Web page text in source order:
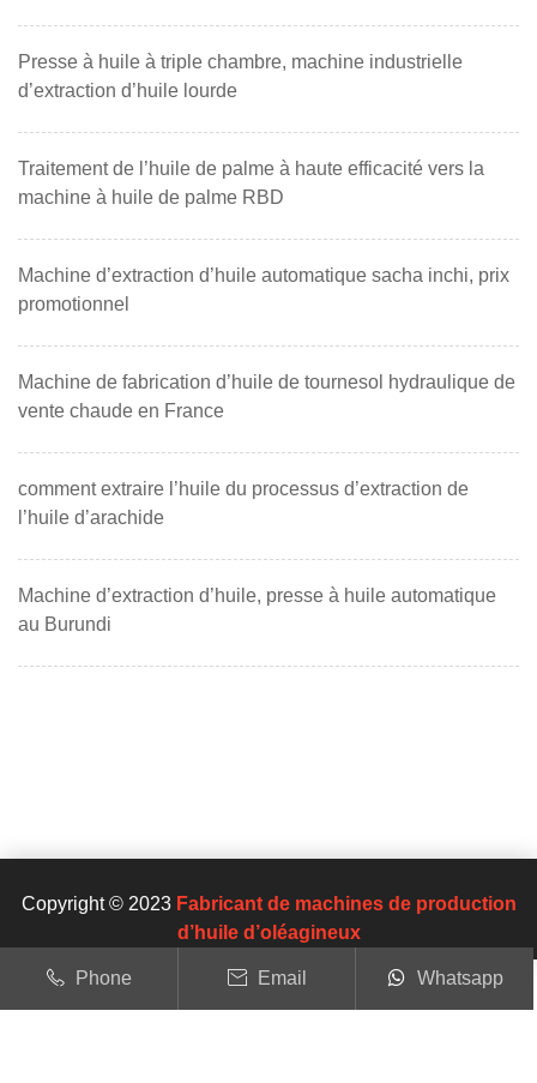
Presse à huile à triple chambre, machine industrielle
d’extraction d’huile lourde
Traitement de l’huile de palme à haute efficacité vers la
machine à huile de palme RBD
Machine d’extraction d’huile automatique sacha inchi, prix
promotionnel
Machine de fabrication d’huile de tournesol hydraulique de
vente chaude en France
comment extraire l’huile du processus d’extraction de
l’huile d’arachide
Machine d’extraction d’huile, presse à huile automatique
au Burundi
Copyright © 2023 Fabricant de machines de production
d’huile d’oléagineux
Phone Email Whatsapp